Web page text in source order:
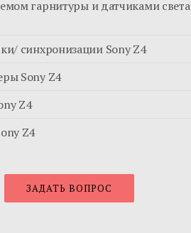
гарнитуры и датчиками света
синхронизации Sony Z4
Sony Z4
Z4
Z4
ЗАДАТЬ ВОПРОС